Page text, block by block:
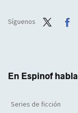
Síguenos
En Espinof
Series de ficción